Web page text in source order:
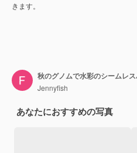
きます。
Jennyfish
あなたにおすすめの写真